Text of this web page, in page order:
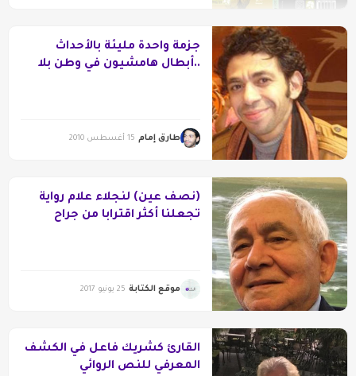
جزمة واحدة مليئة بالأحداث
..أبطال هامشيون في وطن بلا
طارق إمام 15 أغسطس 2010
(نصف عين) لنجلاء علام رواية
تجعلنا أكثر اقترابا من جراح
موقع الكتابة 25 يونيو 2017
القارئ كشريك فاعل في الكشف
المعرفي للنص الروائي